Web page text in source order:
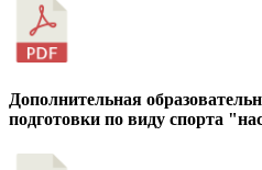
Дополнительная
подготовки по виду спорта